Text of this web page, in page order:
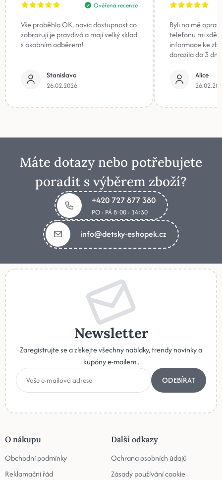
Ověřená recenze
Vše proběhlo OK, navíc dostupnost co
zobrazují je pravdivá a mají velký sklad
s osobním odběrem!
Stanislava
26.02.2026
Byli na mě
telefonu mi
informace ke
dorazila do 3
Alice
Máte dotazy nebo potřebujete
poradit s výběrem zboží?
+420 727 877 380
PO - PÁ 8:00 - 14:30
info@detsky-eshopek.cz
Newsletter
Zaregistrujte se a získejte všechny nabídky, trendy novinky a
kupóny e-mailem..
ODEBÍRAT
O nákupu
Obchodní podmínky
Reklamační řád
Další odkazy
Ochrana osobních údajů
Zásady používání cookie